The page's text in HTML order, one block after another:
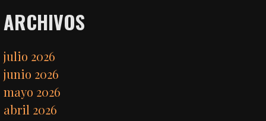
ARCHIVOS
julio 2026
junio 2026
mayo 2026
abril 2026